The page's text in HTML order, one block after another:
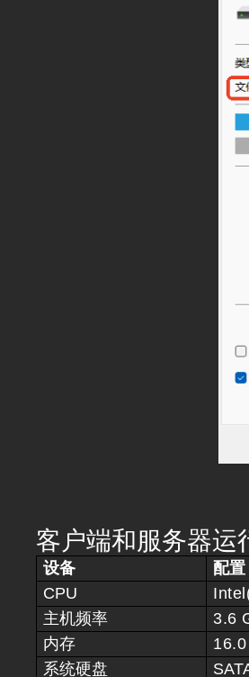
客户端和服务器运
设备
配置
CPU
主机频率
3.6
内存
系统硬盘